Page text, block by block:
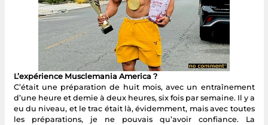
L’expérience Musclemania America ?
C’était une préparation de huit mois, avec un entraînement
d’une heure et demie à deux heures, six fois par semaine. Il y a
eu du niveau, et le trac était là, évidemment, mais avec toutes
les préparations, je ne pouvais qu’avoir confiance. La